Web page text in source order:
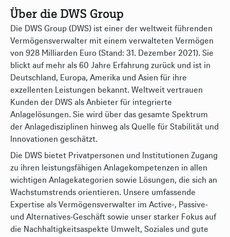
Über die DWS Group
Die DWS Group (DWS) ist einer der weltweit führenden
Vermögensverwalter mit einem verwalteten Vermögen
von 928 Milliarden Euro (Stand: 31. Dezember 2021). Sie
blickt auf mehr als 60 Jahre Erfahrung zurück und ist in
Deutschland, Europa, Amerika und Asien für ihre
exzellenten Leistungen bekannt. Weltweit vertrauen
Kunden der DWS als Anbieter für integrierte
Anlagelösungen. Sie wird über das gesamte Spektrum
der Anlagedisziplinen hinweg als Quelle für Stabilität und
Innovationen geschätzt.
Die DWS bietet Privatpersonen und Institutionen Zugang
zu ihren leistungsfähigen Anlagekompetenzen in allen
wichtigen Anlagekategorien sowie Lösungen, die sich an
Wachstumstrends orientieren. Unsere umfassende
Expertise als Vermögensverwalter im Active-, Passive-
und Alternatives-Geschäft sowie unser starker Fokus auf
die Nachhaltigkeitsaspekte Umwelt, Soziales und gute